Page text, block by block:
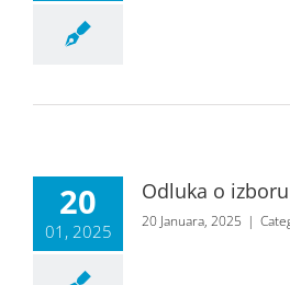
20
01, 2025
Odluka o
20 Januara, 2025 |